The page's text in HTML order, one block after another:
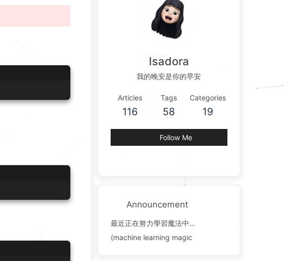
Isadora
我的晚安是你的早安
Articles
116
Tags
58
Categories
19
Follow Me
Announcement
最近正在努力學習魔法中...
(machine learning magic